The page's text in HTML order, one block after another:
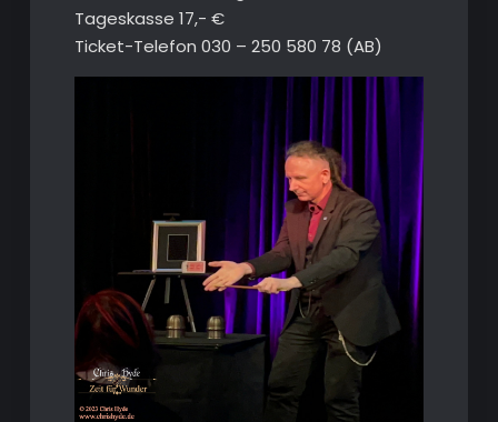
Tageskasse 17,- €
Ticket-Telefon 030 – 250 580 78 (AB)